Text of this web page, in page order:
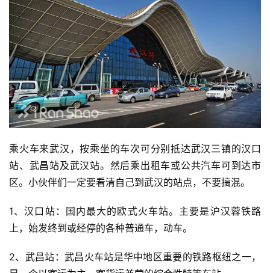
乘火车来武汉，按乘坐的车次可分别抵达武汉三镇的汉口
站、武昌站及武汉站。然后乘出租车或公共汽车可到达市
区。小伙伴们一定要看清自己到武汉的站点，不要搞混。
1、汉口站：国内最大的欧式火车站。主要是沪汉蓉铁路
上，始发终到或经停的各种普通车，动车。
2、武昌站：武昌火车站是华中地区重要的铁路枢纽之一，